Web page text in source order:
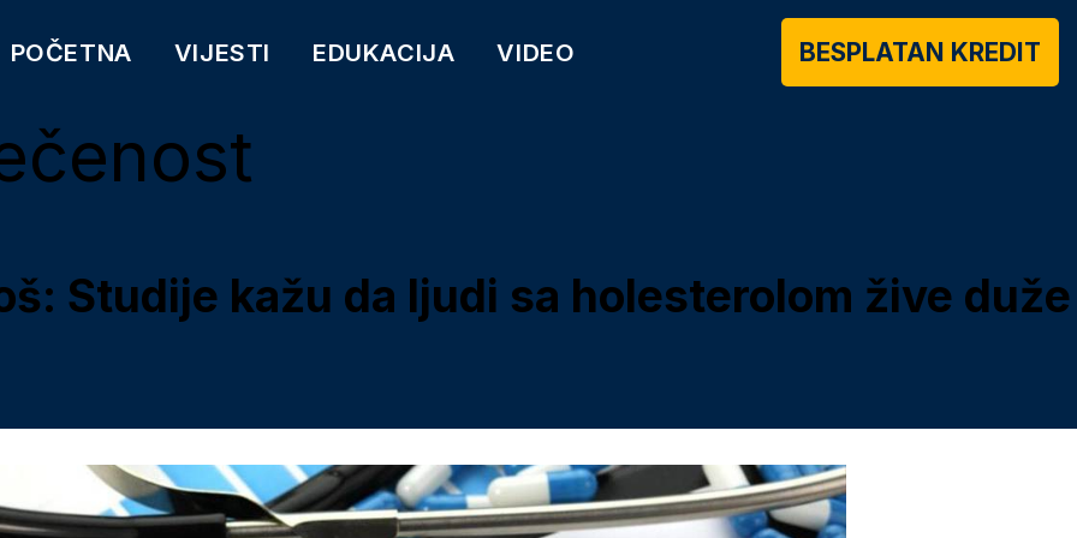
POČETNA VIJESTI EDUKACIJA VIDEO BESPLATAN KREDIT
Studije kažu da ljudi sa holesterolom žive duže